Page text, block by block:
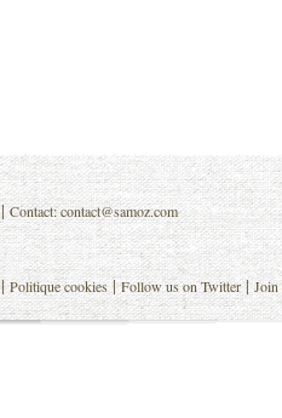
|Contact:contact@samoz.com
|Politique cookies |Follow us on Twitter |Join